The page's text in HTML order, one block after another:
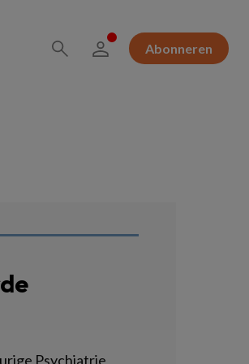
Abonneren
Psychiatrie